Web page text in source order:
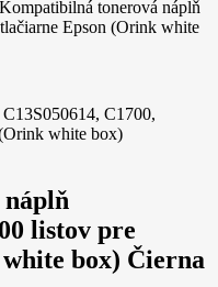
Kompatibilná tonerová náplň
Epson (Orink white
listov pre
box) Čierna